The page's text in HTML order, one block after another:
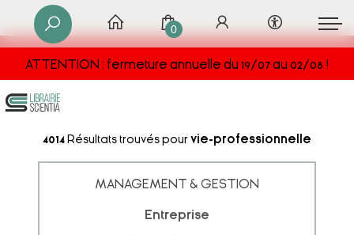
ATTENTION : fermeture annuelle du 19/07 au 02/08 !
0
4014 Résultats trouvés pourvie-professionnelle
MANAGEMENT & GESTION
Entreprise